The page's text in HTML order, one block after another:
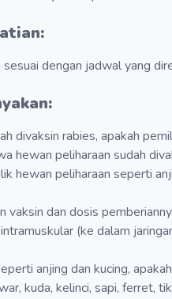
dengan jadwal yang
divaksin rabies, apakah
hewan peliharaan sudah
hewan peliharaan seperti
vaksin dan dosis
(ke dalam
anjing dan kucing,
kuda, kelinci, sapi, ferret,